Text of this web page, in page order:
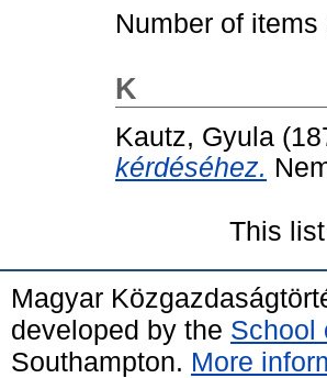
Number of
K
Kautz, Gyula
kérdéséhez.
This
Magyar
developed by the School
Southampton. More